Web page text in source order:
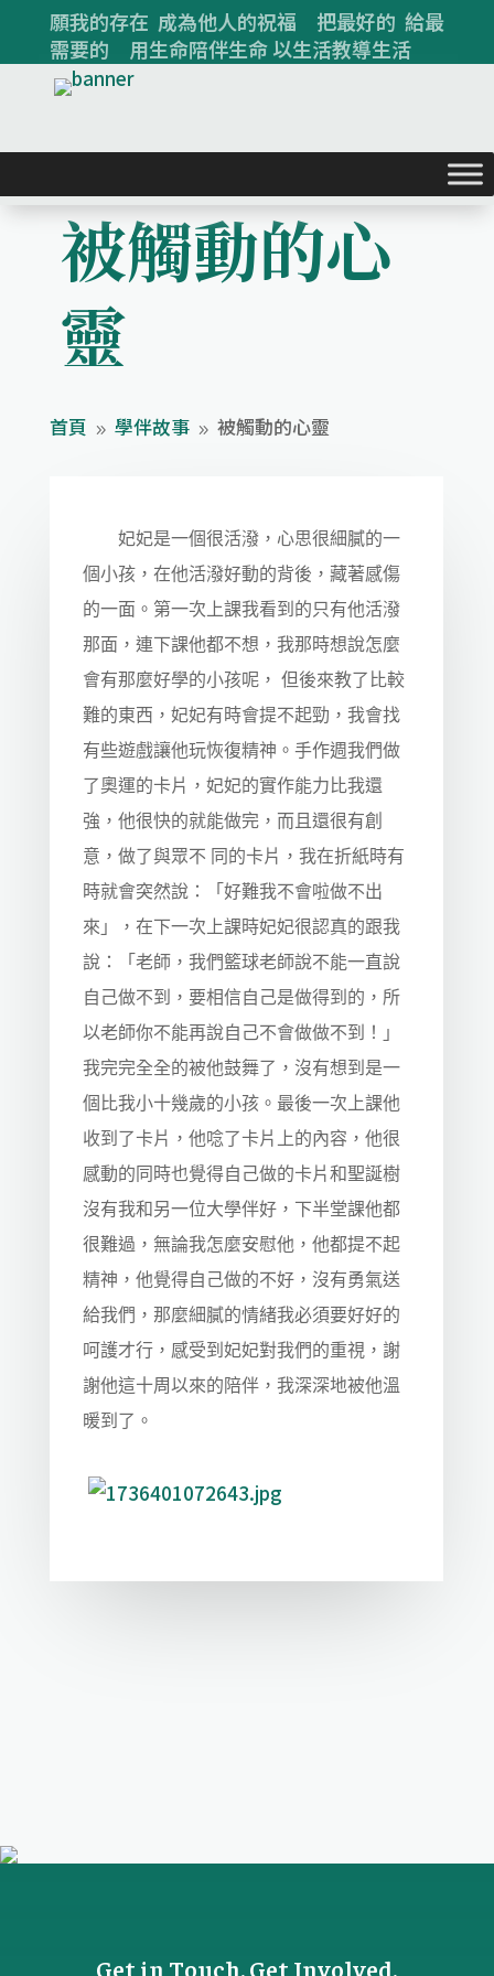
願我的存在 成為他人的祝福 把最好的 給最
需要的 用生命陪伴生命 以生活教導生活
被觸動的心
靈
首頁 9 學伴故事 9 被觸動的心靈
妃妃是一個很活潑，心思很細膩的一
個小孩，在他活潑好動的背後，藏著感傷
的一面。第一次上課我看到的只有他活潑
那面，連下課他都不想，我那時想說怎麼
會有那麼好學的小孩呢， 但後來教了比較
難的東西，妃妃有時會提不起勁，我會找
有些遊戲讓他玩恢復精神。手作週我們做
了奧運的卡片，妃妃的實作能力比我還
強，他很快的就能做完，而且還很有創
意，做了與眾不 同的卡片，我在折紙時有
時就會突然說：「好難我不會啦做不出
來」，在下一次上課時妃妃很認真的跟我
說：「老師，我們籃球老師說不能一直說
自己做不到，要相信自己是做得到的，所
以老師你不能再說自己不會做做不到！」
我完完全全的被他鼓舞了，沒有想到是一
個比我小十幾歲的小孩。最後一次上課他
收到了卡片，他唸了卡片上的內容，他很
感動的同時也覺得自己做的卡片和聖誕樹
沒有我和另一位大學伴好，下半堂課他都
很難過，無論我怎麼安慰他，他都提不起
精神，他覺得自己做的不好，沒有勇氣送
給我們，那麼細膩的情緒我必須要好好的
呵護才行，感受到妃妃對我們的重視，謝
謝他這十周以來的陪伴，我深深地被他溫
暖到了。
Get in Touch. Get Involved.